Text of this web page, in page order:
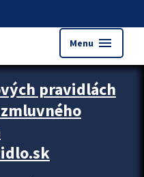
Menu menu
pravidlách